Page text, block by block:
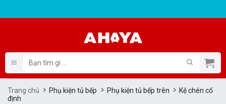
kiếm:
Trang chủ Phụ kiện tủ bếp Phụ kiện tủ bếp trên
Kệ chén cố
định